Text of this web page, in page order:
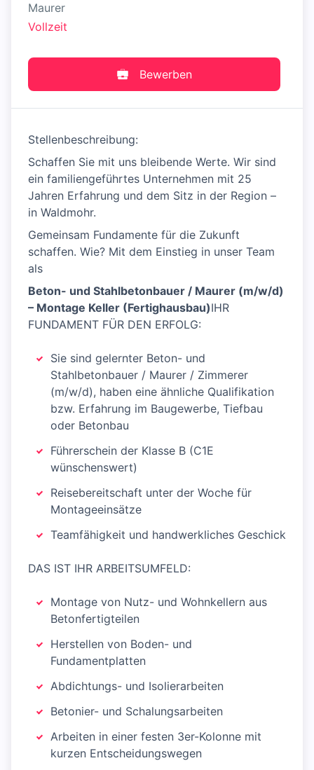
Maurer
Vollzeit
Bewerben
Stellenbeschreibung:
Schaffen Sie mit uns bleibende Werte. Wir sind
ein familiengeführtes Unternehmen mit 25
Jahren Erfahrung und dem Sitz in der Region –
in Waldmohr.
Gemeinsam Fundamente für die Zukunft
schaffen. Wie? Mit dem Einstieg in unser Team
als
Beton- und Stahlbetonbauer / Maurer (m/w/d)
– Montage Keller (Fertighausbau)IHR
FUNDAMENT FÜR DEN ERFOLG:
Sie sind gelernter Beton- und
Stahlbetonbauer / Maurer / Zimmerer
(m/w/d), haben eine ähnliche Qualifikation
bzw. Erfahrung im Baugewerbe, Tiefbau
oder Betonbau
Führerschein der Klasse B (C1E
wünschenswert)
Reisebereitschaft unter der Woche für
Montageeinsätze
Teamfähigkeit und handwerkliches Geschick
DAS IST IHR ARBEITSUMFELD:
Montage von Nutz- und Wohnkellern aus
Betonfertigteilen
Herstellen von Boden- und
Fundamentplatten
Abdichtungs- und Isolierarbeiten
Betonier- und Schalungsarbeiten
Arbeiten in einer festen 3er-Kolonne mit
kurzen Entscheidungswegen